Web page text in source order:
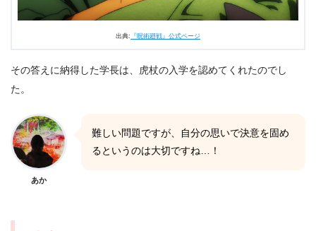
出典: 『呪術廻戦』公式ページ
その答えに納得した学長は、虎杖の入学を認めてくれたのでし
た。
あか
難しい問題ですが、自分の思いで決意を固め
るというのは大切ですね…！